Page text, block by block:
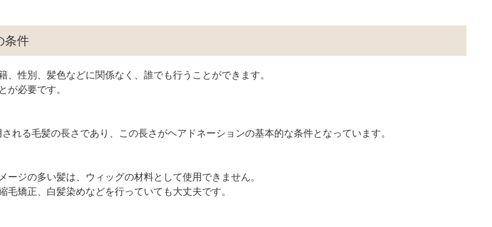
条件
、性別、髪色などに関係なく、誰でも行うことができます。
が必要です。
れる毛髪の長さであり、この長さがヘアドネーションの基本的な条件となっています。
ージの多い髪は、ウィッグの材料として使用できません。
毛矯正、白髪染めなどを行っていても大丈夫です。